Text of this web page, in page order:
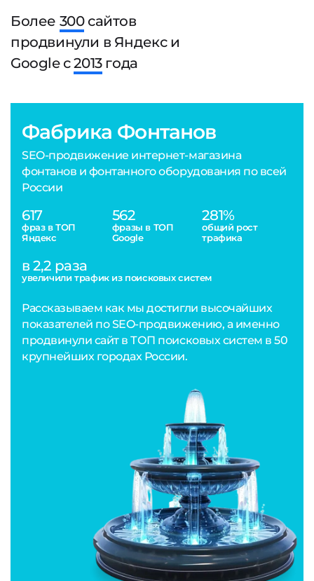
Более 300сайтов
продвинули в Яндекс и
Google с2013года
Фабрика Фонтанов
SEO-продвижение интернет-магазина
фонтанов и фонтанного оборудования по всей
России
617
фраз в ТОП
Яндекс
562
фразы в ТОП
Google
281%
общий рост
трафика
в 2,2 раза
увеличили трафик из поисковых систем
Рассказываем как мы достигли высочайших
показателей по SEO-продвижению, а именно
продвинули сайт в ТОП поисковых систем в 50
крупнейших городах России.